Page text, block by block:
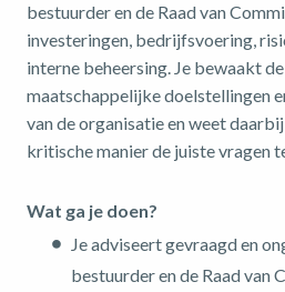
bestuurder en de Raad van
investeringen, bedrijfsvoering,
interne beheersing. Je bewaakt
maatschappelijke doelstellingen
van de organisatie en weet
kritische manier de juiste vragen
Wat ga je doen?
Je adviseert gevraagd en
bestuurder en de Raad van